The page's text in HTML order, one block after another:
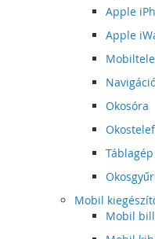
Apple
Apple
Okosóra
Táblagép
Mobil
Mobil